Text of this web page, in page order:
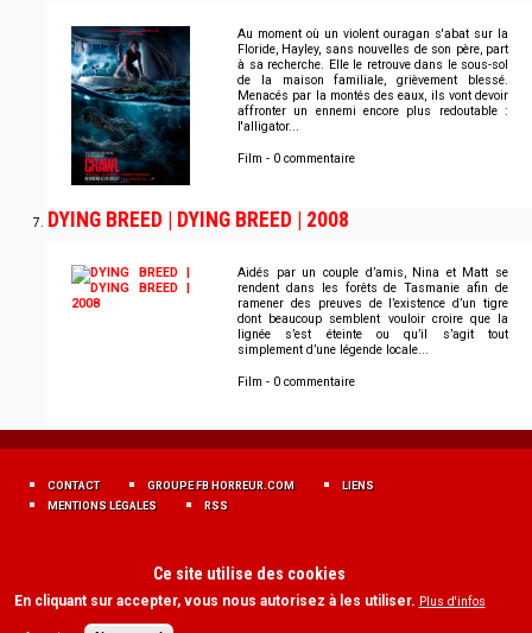
Au moment où un violent ouragan s'abat sur la
Floride, Hayley, sans nouvelles de son père, part
à sa recherche. Elle le retrouve dans le sous-sol
de la maison familiale, grièvement blessé.
Menacés par la montés des eaux, ils vont devoir
affronter un ennemi encore plus redoutable :
l'alligator...
Film - 0 commentaire
DYING BREED | DYING BREED | 2008
Aidés par un couple d’amis, Nina et Matt se
rendent dans les forêts de Tasmanie afin de
ramener des preuves de l’existence d’un tigre
dont beaucoup semblent vouloir croire que la
lignée s’est éteinte ou qu’il s’agit tout
simplement d’une légende locale...
Film - 0 commentaire
MENU
FR
CONTACT GROUPE FB HORREUR.COM
LIENS
MENTIONS LÉGALES
RSS
Ce site utilise des cookies
En cliquant sur accepter, vous nous autorisez à les utiliser. Plus d'infos